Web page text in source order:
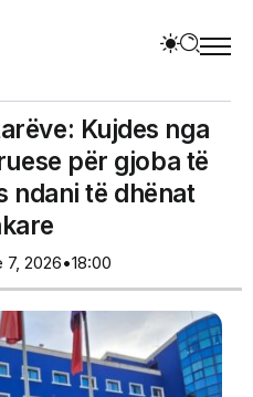
Kujdes nga
për gjoba të
ndani të dhënat
7, 2026•18:00